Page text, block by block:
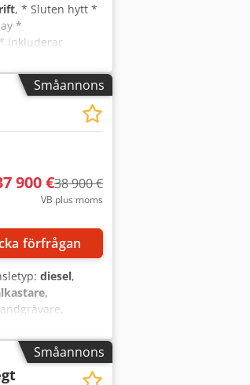
, * Sluten hytt *
*
Inkluderar
Med reservation
Småannons
900 €38 900 €
VB plus moms
förfrågan
diesel,
omedelbart
Småannons